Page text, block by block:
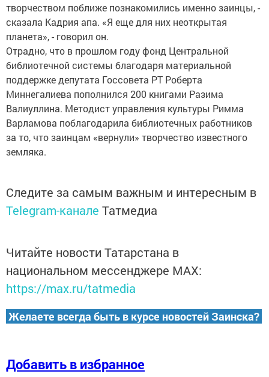
творчеством поближе познакомились именно заинцы, -
сказала Кадрия апа. «Я еще для них неоткрытая
планета», - говорил он.
Отрадно, что в прошлом году фонд Центральной
библиотечной системы благодаря материальной
поддержке депутата Госсовета РТ Роберта
Миннегалиева пополнился 200 книгами Разима
Валиуллина. Методист управления культуры Римма
Варламова поблагодарила библиотечных работников
за то, что заинцам «вернули» творчество известного
земляка.
Следите за самым важным и интересным в
Telegram-канале Татмедиа
Читайте новости Татарстана в
национальном мессенджере MАХ:
https://max.ru/tatmedia
Желаете всегда быть в курсе новостей Заинска?
Добавить в избранное